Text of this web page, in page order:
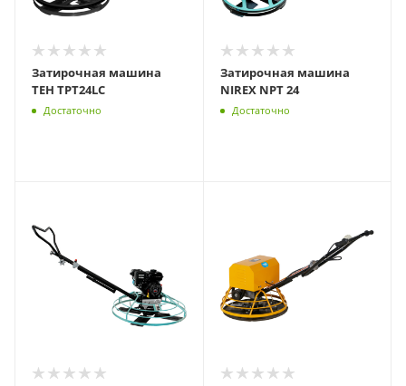
Затирочная машина
TEH TPT24LC
Достаточно
Затирочная машина
NIREX NPT 24
Достаточно